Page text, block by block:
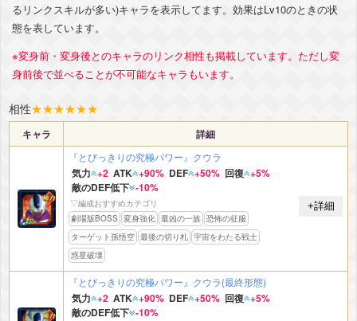
るリンクスキルが多い)キャラを表示してます。効果はLv10のときの状
態を表しています。
※変身前・変身後とのキャラのリンク相性も掲載しています。ただし変
身前後で並べることが不可能なキャラもいます。
相性★★★★★★
キャラ 詳細
『とびっきりの究極パワー』クウラ
気力 +2 ATK +90% DEF +50% 回復 +5%
敵のDEF低下 -10%
▽編成おすすめカテゴリ
劇場版BOSS 変身強化 最凶の一族 恐怖の征服
ターゲット孫悟空 最後の切り札 宇宙をわたる戦士
惑星破壊
+詳細
『とびっきりの究極パワー』クウラ(最終形態)
気力 +2 ATK +90% DEF +50% 回復 +5%
敵のDEF低下 -10%